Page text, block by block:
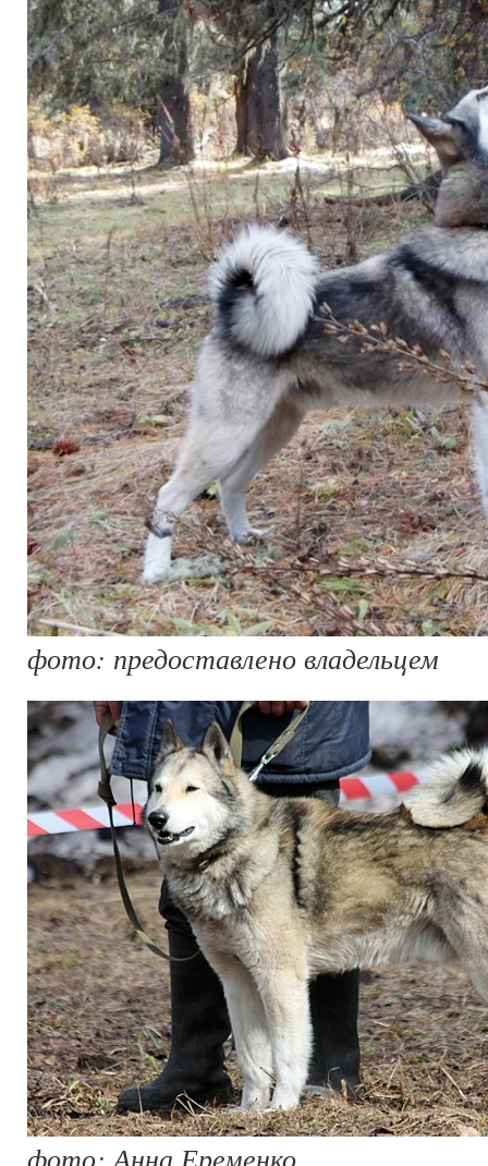
фото: предоставлено владельцем
фото: Анна Еременко